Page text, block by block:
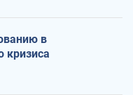
в
кризиса